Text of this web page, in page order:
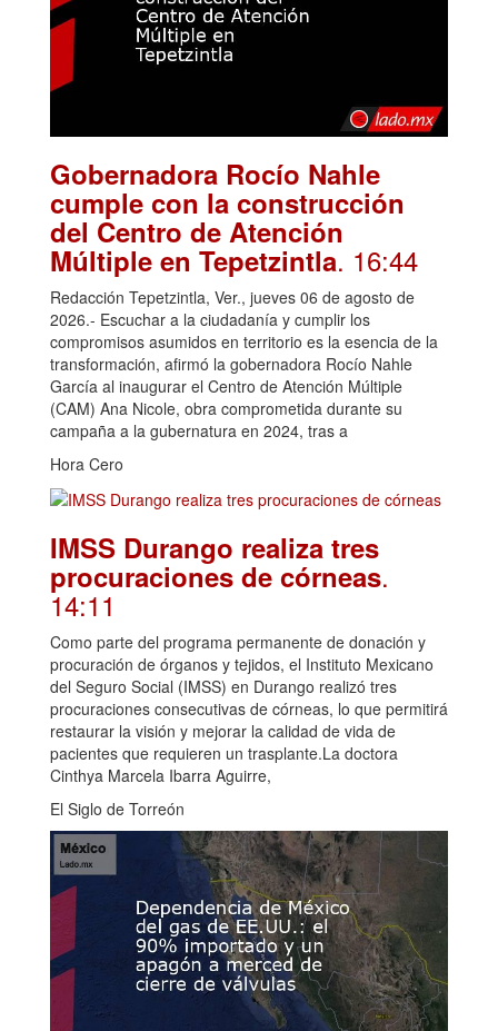
Gobernadora Rocío Nahle
cumple con la construcción
del Centro de Atención
Múltiple en Tepetzintla. 16:44
Redacción Tepetzintla, Ver., jueves 06 de agosto de
2026.- Escuchar a la ciudadanía y cumplir los
compromisos asumidos en territorio es la esencia de la
transformación, afirmó la gobernadora Rocío Nahle
García al inaugurar el Centro de Atención Múltiple
(CAM) Ana Nicole, obra comprometida durante su
campaña a la gubernatura en 2024, tras a
Hora Cero
IMSS Durango realiza tres
procuraciones de córneas.
14:11
Como parte del programa permanente de donación y
procuración de órganos y tejidos, el Instituto Mexicano
del Seguro Social (IMSS) en Durango realizó tres
procuraciones consecutivas de córneas, lo que permitirá
restaurar la visión y mejorar la calidad de vida de
pacientes que requieren un trasplante.La doctora
Cinthya Marcela Ibarra Aguirre,
El Siglo de Torreón